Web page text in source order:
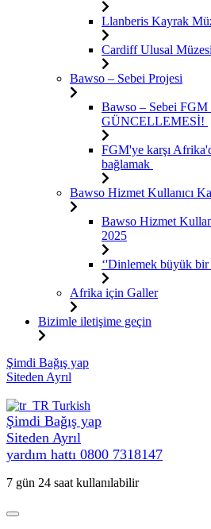
Llanberis Kayrak
Cardiff Ulusal
Bawso – Sebei Projesi
Bawso – Sebei FGM
GÜNCELLEMESİ!
FGM'ye karşı
bağlamak
Bawso Hizmet Kullanıcı
Bawso Hizmet
2025
‘'Dinlemek büyük bir
Afrika için Galler
Bizimle iletişime geçin
İçeriğe
atla
Şimdi Bağış yap
Siteden Ayrıl
Turkish
Şimdi Bağış yap
Siteden Ayrıl
yardım hattı 0800 7318147
7 gün 24 saat kullanılabilir